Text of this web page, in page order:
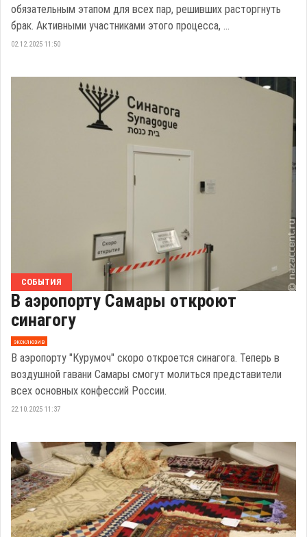
обязательным этапом для всех пар, решивших расторгнуть
брак. Активными участниками этого процесса, ...
02.12.2025 11:50
СОБЫТИЯ
В аэропорту Самары откроют
синагогу
эксклюзив
В аэропорту "Курумоч" скоро откроется синагога. Теперь в
воздушной гавани Самары смогут молиться представители
всех основных конфессий России.
22.10.2025 11:37